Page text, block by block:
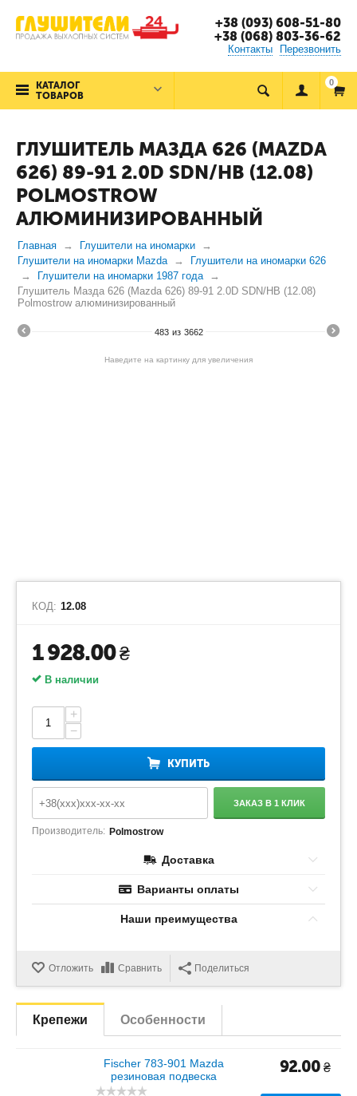
+38 (093) 608-51-80
+38 (068) 803-36-62
Контакты Перезвонить
КАТАЛОГ
ТОВАРОВ
0
ГЛУШИТЕЛЬ МАЗДА 626 (MAZDA
626) 89-91 2.0D SDN/HB (12.08)
POLMOSTROW
АЛЮМИНИЗИРОВАННЫЙ
Главная
Глушители на иномарки
Глушители на иномарки Mazda
Глушители на иномарки 626
Глушители на иномарки 1987 года
Глушитель Мазда 626 (Mazda 626) 89-91 2.0D SDN/HB (12.08)
Polmostrow алюминизированный
483 из 3662
Наведите на картинку для увеличения
КОД: 12.08
1 928.00₴
В наличии
+
−
КУПИТЬ
ЗАКАЗ В 1 КЛИК
Производитель: Polmostrow
Доставка
Варианты оплаты
Наши преимущества
Отложить Сравнить Поделиться
Крепежи Особенности
Fischer 783-901 Mazda
резиновая подвеска
92.00 ₴